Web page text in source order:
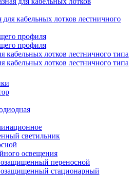
кабельных лотков лестничного
профиля
профиля
кабельных лотков лестничного типа
кабельных лотков лестничного типа
светильник
освещения
переносной
стационарный